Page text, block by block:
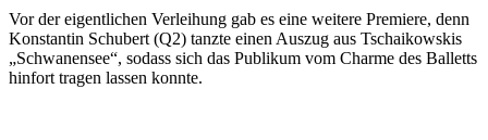
Vor der eigentlichen Verleihung gab es eine weitere Premiere, denn
Konstantin Schubert (Q2) tanzte einen Auszug aus Tschaikowskis
„Schwanensee“, sodass sich das Publikum vom Charme des Balletts
hinfort tragen lassen konnte.